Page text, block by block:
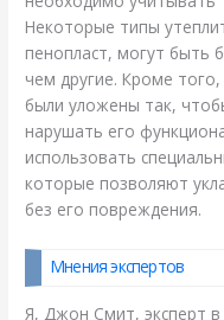
Некоторые типы
пенопласт, могут быть
чем другие. Кроме
были уложены так,
нарушать его
использовать
которые позволяют
без его повреждения.
Мнения экспертов
Я, Джон Смит, эксперт в